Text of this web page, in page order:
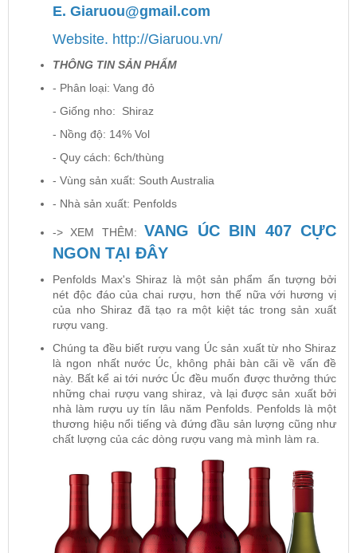
RƯỢU VANG NAM PHI
Rượu Vang BỒ ĐÀO NHA
RƯỢU VANG ROMANIA GIÁ CỰC RẺ
E. Giaruou@gmail.com
Website. http://Giaruou.vn/
THÔNG TIN SẢN PHẨM
- Phân loại: Vang đỏ
- Giống nho: Shiraz
- Nồng độ: 14% Vol
- Quy cách: 6ch/thùng
- Vùng sản xuất: South Australia
- Nhà sản xuất: Penfolds
-> XEM THÊM: VANG ÚC BIN 407 CỰC
NGON TẠI ĐÂY
Penfolds Max's Shiraz là một sản phẩm ấn tượng bởi
nét độc đáo của chai rượu, hơn thế nữa với hương vị
của nho Shiraz đã tạo ra một kiệt tác trong sản xuất
rượu vang.
Chúng ta đều biết rượu vang Úc sản xuất từ nho Shiraz
là ngon nhất nước Úc, không phải bàn cãi về vấn đề
này. Bất kể ai tới nước Úc đều muốn được thưởng thức
những chai rượu vang shiraz, và lại được sản xuất bởi
nhà làm rượu uy tín lâu năm Penfolds. Penfolds là một
thương hiệu nổi tiếng và đứng đầu sản lượng cũng như
chất lượng của các dòng rượu vang mà mình làm ra.